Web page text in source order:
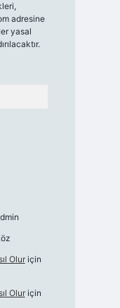
adresine
yasal
Oluriçin
Oluriçin